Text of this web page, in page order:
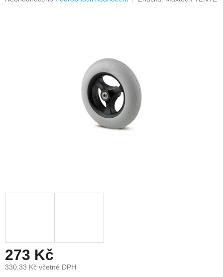
273 Kč
330,33 Kč včetně DPH